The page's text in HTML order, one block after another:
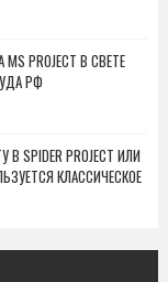
PROJECT В СВЕТЕ
РФ
SPIDER PROJECT ИЛИ
КЛАССИЧЕСКОЕ